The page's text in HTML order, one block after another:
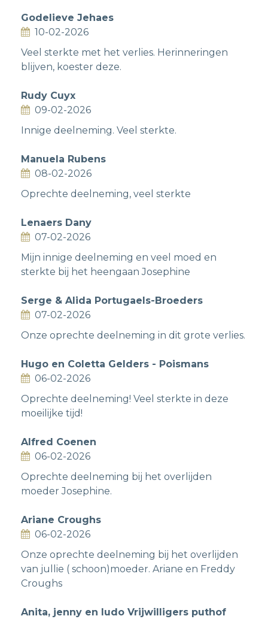
Godelieve Jehaes
10-02-2026
Veel sterkte met het verlies. Herinneringen
blijven, koester deze.
Rudy Cuyx
09-02-2026
Innige deelneming. Veel sterkte.
Manuela Rubens
08-02-2026
Oprechte deelneming, veel sterkte
Lenaers Dany
07-02-2026
Mijn innige deelneming en veel moed en
sterkte bij het heengaan Josephine
Serge & Alida Portugaels-Broeders
07-02-2026
Onze oprechte deelneming in dit grote verlies.
Hugo en Coletta Gelders - Poismans
06-02-2026
Oprechte deelneming! Veel sterkte in deze
moeilijke tijd!
Alfred Coenen
06-02-2026
Oprechte deelneming bij het overlijden
moeder Josephine.
Ariane Croughs
06-02-2026
Onze oprechte deelneming bij het overlijden
van jullie ( schoon)moeder. Ariane en Freddy
Croughs
Anita, jenny en ludo Vrijwilligers puthof